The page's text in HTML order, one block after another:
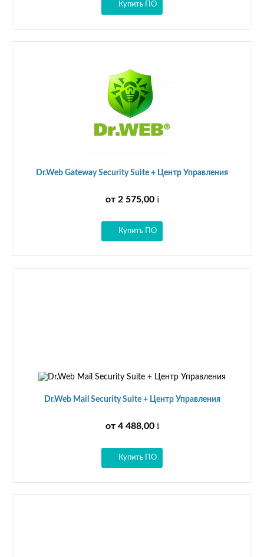
Купить ПО
Dr.Web Gateway Security Suite + Центр Управления
от 2 575,00 i
Купить ПО
Dr.Web Mail Security Suite + Центр Управления
от 4 488,00 i
Купить ПО